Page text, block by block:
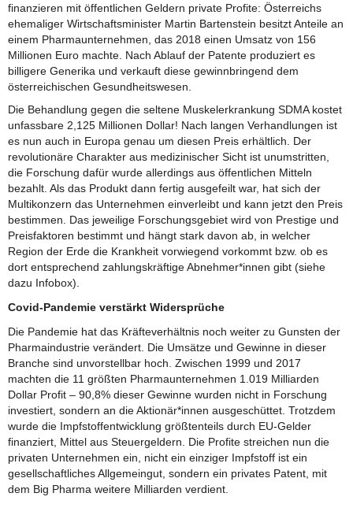
finanzieren mit öffentlichen Geldern private Profite: Österreichs
ehemaliger Wirtschaftsminister Martin Bartenstein besitzt Anteile an
einem Pharmaunternehmen, das 2018 einen Umsatz von 156
Millionen Euro machte. Nach Ablauf der Patente produziert es
billigere Generika und verkauft diese gewinnbringend dem
österreichischen Gesundheitswesen.
Die Behandlung gegen die seltene Muskelerkrankung SDMA kostet
unfassbare 2,125 Millionen Dollar! Nach langen Verhandlungen ist
es nun auch in Europa genau um diesen Preis erhältlich. Der
revolutionäre Charakter aus medizinischer Sicht ist unumstritten,
die Forschung dafür wurde allerdings aus öffentlichen Mitteln
bezahlt. Als das Produkt dann fertig ausgefeilt war, hat sich der
Multikonzern das Unternehmen einverleibt und kann jetzt den Preis
bestimmen. Das jeweilige Forschungsgebiet wird von Prestige und
Preisfaktoren bestimmt und hängt stark davon ab, in welcher
Region der Erde die Krankheit vorwiegend vorkommt bzw. ob es
dort entsprechend zahlungskräftige Abnehmer*innen gibt (siehe
dazu Infobox).
Covid-Pandemie verstärkt Widersprüche
Die Pandemie hat das Kräfteverhältnis noch weiter zu Gunsten der
Pharmaindustrie verändert. Die Umsätze und Gewinne in dieser
Branche sind unvorstellbar hoch. Zwischen 1999 und 2017
machten die 11 größten Pharmaunternehmen 1.019 Milliarden
Dollar Profit – 90,8% dieser Gewinne wurden nicht in Forschung
investiert, sondern an die Aktionär*innen ausgeschüttet. Trotzdem
wurde die Impfstoffentwicklung größtenteils durch EU-Gelder
finanziert, Mittel aus Steuergeldern. Die Profite streichen nun die
privaten Unternehmen ein, nicht ein einziger Impfstoff ist ein
gesellschaftliches Allgemeingut, sondern ein privates Patent, mit
dem Big Pharma weitere Milliarden verdient.